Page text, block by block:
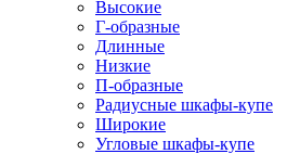
Высокие
Г-образные
Длинные
Низкие
П-образные
Радиусные шкафы-купе
Широкие
Угловые шкафы-купе